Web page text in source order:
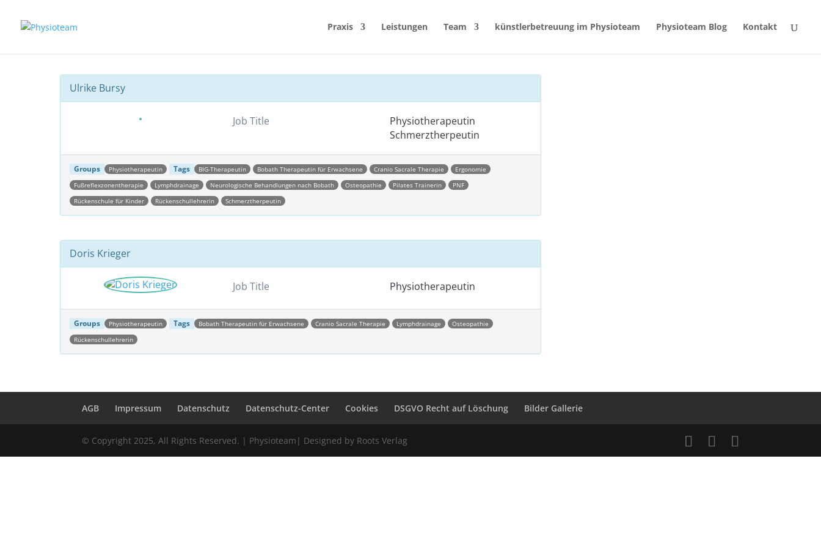
Praxis Leistungen Team künstlerbetreuung im Physioteam Physioteam Blog Kontakt
Ulrike Bursy
Job Title
Physiotherapeutin
Schmerztherpeutin
Groups Physiotherapeutin Tags BIG-Therapeutin Bobath Therapeutin für Erwachsene Cranio Sacrale Therapie
Ergonomie
Fußreflexzonentherapie
Lymphdrainage Neurologische Behandlungen nach Bobath Osteopathie Pilates Trainerin
PNF
Rückenschule für Kinder
Rückenschullehrerin Schmerztherpeutin
Doris Krieger
Job Title Physiotherapeutin
Groups Physiotherapeutin Tags Bobath Therapeutin für Erwachsene Cranio Sacrale Therapie Lymphdrainage
Osteopathie
Rückenschullehrerin
AGB Impressum Datenschutz Datenschutz-Center Cookies DSGVO Recht auf Löschung Bilder Gallerie
© Copyright 2025, All Rights Reserved. | Physioteam| Designed by Roots Verlag